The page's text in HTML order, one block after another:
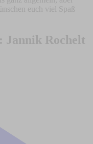
euch viel Spaß
Jannik Rochelt